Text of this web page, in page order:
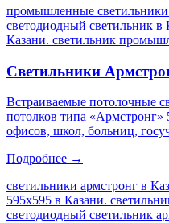
промышленные
светодиодный светильник в
Казани. светильник
Светильники
Встраиваемые потолочные
потолков типа
офисов, школ, больниц,
Подробнее →
светильники армстронг в
595х595 в Казани.
светодиодный светильник